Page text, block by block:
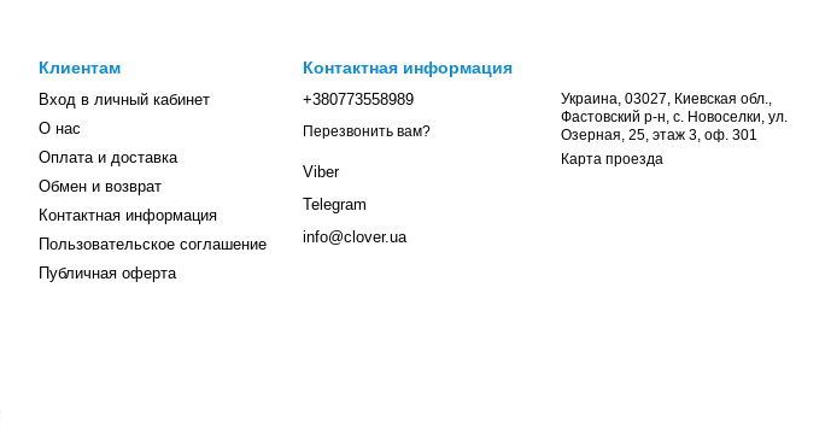
Клиентам
Вход в личный кабинет
О нас
Оплата и доставка
Обмен и возврат
Контактная информация
Пользовательское соглашение
Публичная оферта
Контактная информация
+380773558989
Перезвонить вам?
Viber
Telegram
info@clover.ua
Украина, 03027, Киевская обл.,
Фастовский р-н, с. Новоселки, ул.
Озерная, 25, этаж 3, оф. 301
Карта проезда